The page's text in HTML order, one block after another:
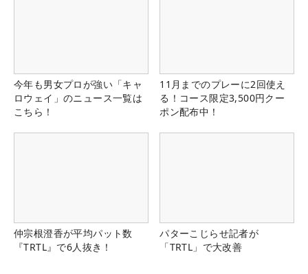
今年も男女プロが強い「キャ
ロウェイ」のニュース一覧は
こちら！
11月までのプレーに2回使え
る！コース限定3,500円クー
ポン配布中！
仲宗根澄香が平均パット数
『TRTL』で6人抜き！
パターこじらせ記者が
「TRTL」で大改善